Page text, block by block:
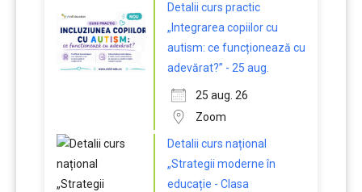
Detalii curs practic
„Integrarea copiilor cu
autism: ce funcționează cu
adevărat?” - 25 aug.
25 aug. 26
Zoom
Detalii curs național
„Strategii moderne în
educație - Clasa